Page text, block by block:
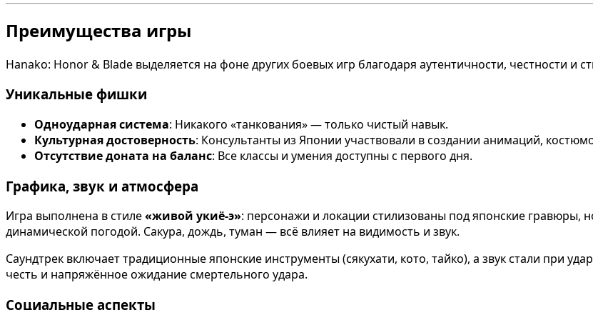
Преимущества игры
Hanako: Honor & Blade выделяется на фоне других боевых игр благодаря аутентичности, честности и
Уникальные фишки
Одноударная система: Никакого «танкования» — только чистый навык.
Культурная достоверность: Консультанты из Японии участвовали в создании анимаций,
Отсутствие доната на баланс: Все классы и умения доступны с первого дня.
Графика, звук и атмосфера
Игра выполнена в стиле«живой укиё-э»: персонажи и локации стилизованы под японские гравюры,
динамической погодой. Сакура, дождь, туман — всё влияет на видимость и звук.
Саундтрек включает традиционные японские инструменты (сякухати, кото, тайко), а звук стали при
честь и напряжённое ожидание смертельного удара.
Социальные аспекты